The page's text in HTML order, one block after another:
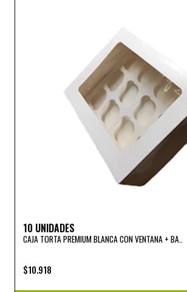
10 UNIDADES
CAJA TORTA PREMIUM BLANCA CON VENTANA + BA..
$10.918